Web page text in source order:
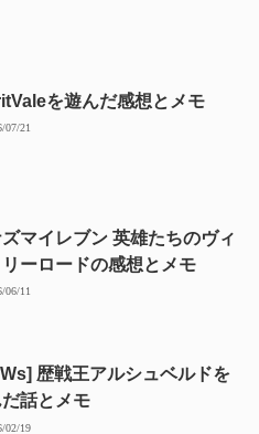
を遊んだ感想とメモ
07/21
マイレブン 英雄たちのヴィ
ーロードの感想とメモ
06/11
歴戦王アルシュベルドを
話とメモ
02/19